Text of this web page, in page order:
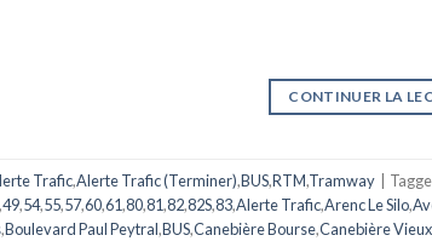
CONTINUER LA
Trafic,Alerte Trafic (Terminer),BUS,RTM,Tramway
,49,54,55,57,60,61,80,81,82,82S,83,Alerte Trafic,Arenc Le Silo,
,Boulevard Paul Peytral,BUS,Canebière Bourse,Canebière